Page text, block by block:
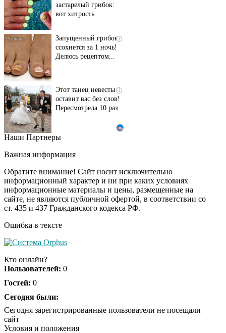
застарелый грибок:
вот хитрость
i
Запущенный грибок
ссохнется за 1 ночь!
Делюсь рецептом...
i
Этот танец невесты
оставит вас без слов!
Пересмотрела 10 раз
Ролик длится пару
шоке от увиденного
i
Ролик из Омска: вы
будете смеяться долго
Ржу не переставая, это
Скрытая камера на
люди вытворяют, когда
Наши Партнеры
Важная информация
Обратите внимание! Сайт носит исключительно
информационный характер и ни при каких условиях
информационные материалы и цены, размещенные на
сайте, не являются публичной офертой, в соответствии со
ст. 435 и 437 Гражданского кодекса РФ.
Ошибка в тексте
Кто онлайн?
Пользователей: 0
Гостей: 0
Сегодня были:
Сегодня зарегистрированные пользователи не посещали
сайт
Условия и положения